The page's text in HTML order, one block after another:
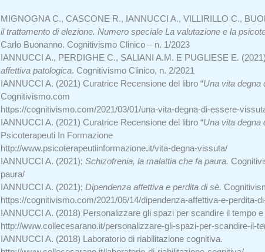
MIGNOGNA C., CASCONE R., IANNUCCI A., VILLIRILLO C.,
il trattamento di elezione. Numero speciale La valutazione e la
Carlo Buonanno. Cognitivismo Clinico – n. 1/2023
IANNUCCI A., PERDIGHE C., SALIANI A.M. E PUGLIESE E.
affettiva patologica. Cognitivismo Clinico, n. 2/2021
IANNUCCI A. (2021) Curatrice Recensione del libro “Una vita degna
Cognitivismo.com
https://cognitivismo.com/2021/03/01/una-vita-degna-di-essere-
IANNUCCI A. (2021) Curatrice Recensione del libro “Una vita degna
Psicoterapeuti In Formazione
http://www.psicoterapeutiinformazione.it/vita-degna-vissuta/
IANNUCCI A. (2021); Schizofrenia, la malattia che fa paura.
paura/
IANNUCCI A. (2021); Dipendenza affettiva e perdita di sè.
https://cognitivismo.com/2021/06/14/dipendenza-affettiva-e-perdita-
IANNUCCI A. (2018) Personalizzare gli spazi per scandire il tempo
http://www.collecesarano.it/personalizzare-gli-spazi-per-scandire-il-
IANNUCCI A. (2018) Laboratorio di riabilitazione cognitiva.